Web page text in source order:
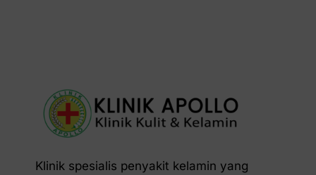
Klinik spesialis penyakit kelamin yang